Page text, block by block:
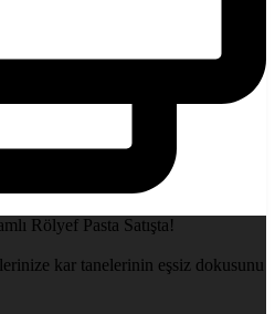
Rölyef Pasta Satışta!
kar tanelerinin eşsiz dokusunu